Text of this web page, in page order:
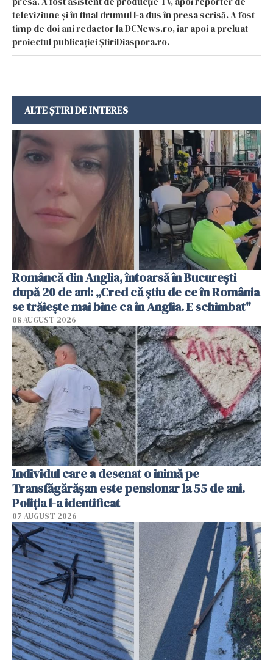
televiziune și în final drumul l-a dus în presa scrisă. A fost
timp de doi ani redactor la DCNews.ro, iar apoi a preluat
proiectul publicației ȘtiriDiaspora.ro.
ALTE ȘTIRI DE INTERES
Româncă din Anglia, întoarsă în București
după 20 de ani: „Cred că știu de ce în România
se trăiește mai bine ca în Anglia. E schimbat"
08 AUGUST 2026
Individul care a desenat o inimă pe
Transfăgărășan este pensionar la 55 de ani.
Poliția l-a identificat
07 AUGUST 2026